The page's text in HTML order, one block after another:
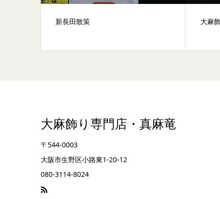
新長田散策 大麻
大麻飾り専門店・真麻竜
〒544-0003
大阪市生野区小路東1-20-12
080-3114-8024